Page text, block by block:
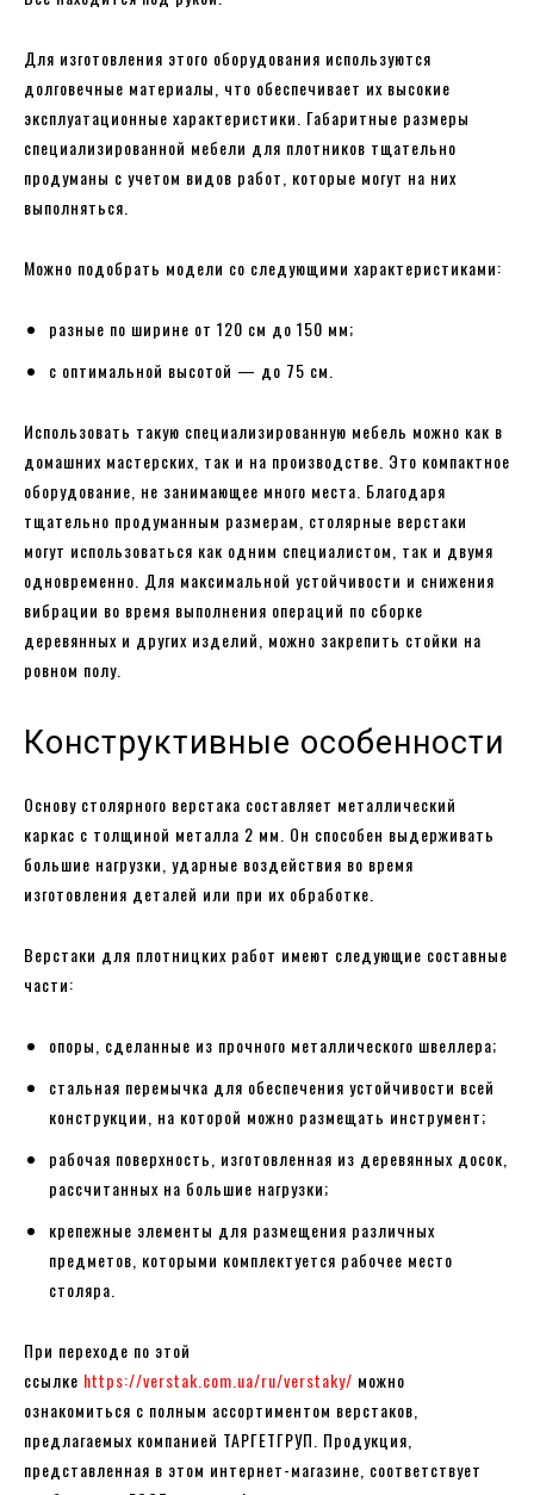
Для изготовления этого оборудования используются
долговечные материалы, что обеспечивает их высокие
эксплуатационные характеристики. Габаритные размеры
специализированной мебели для плотников тщательно
продуманы с учетом видов работ, которые могут на них
выполняться.
Можно подобрать модели со следующими характеристиками:
разные по ширине от 120 см до 150 мм;
с оптимальной высотой — до 75 см.
Использовать такую специализированную мебель можно как в
домашних мастерских, так и на производстве. Это компактное
оборудование, не занимающее много места. Благодаря
тщательно продуманным размерам, столярные верстаки
могут использоваться как одним специалистом, так и двумя
одновременно. Для максимальной устойчивости и снижения
вибрации во время выполнения операций по сборке
деревянных и других изделий, можно закрепить стойки на
ровном полу.
Конструктивные особенности
Основу столярного верстака составляет металлический
каркас с толщиной металла 2 мм. Он способен выдерживать
большие нагрузки, ударные воздействия во время
изготовления деталей или при их обработке.
Верстаки для плотницких работ имеют следующие составные
части:
опоры, сделанные из прочного металлического швеллера;
стальная перемычка для обеспечения устойчивости всей
конструкции, на которой можно размещать инструмент;
рабочая поверхность, изготовленная из деревянных досок,
рассчитанных на большие нагрузки;
крепежные элементы для размещения различных
предметов, которыми комплектуется рабочее место
столяра.
При переходе по этой
ссылке https://verstak.com.ua/ru/verstaky/ можно
ознакомиться с полным ассортиментом верстаков,
предлагаемых компанией ТАРГЕТГРУП. Продукция,
представленная в этом интернет-магазине, соответствует